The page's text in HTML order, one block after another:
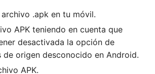
.apk en tu móvil.
APK teniendo en cuenta que
desactivada la opción de
de origen desconocido en Android.
APK.